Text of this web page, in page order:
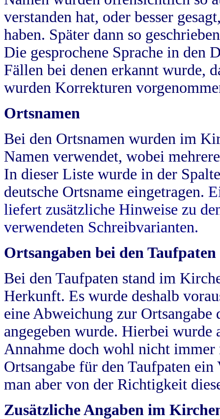
verstanden hat, oder besser
haben. Später dann so
Die gesprochene Sprache in
Fällen bei denen erkannt wurde,
wurden Korrekturen
Ortsnamen
Bei den Ortsnamen wurden im
Namen verwendet, wobei
In dieser Liste wurde in der
deutsche Ortsname eingetragen.
liefert zusätzliche Hinweise zu
verwendeten Schreibvarianten.
Ortsangaben bei den Taufpaten
Bei den Taufpaten stand im
Herkunft. Es wurde deshalb
eine Abweichung zur
angegeben wurde. Hierbei wurde
Annahme doch wohl nicht
Ortsangabe für den Taufpaten
man aber von der Richtigkeit
Zusätzliche Angaben im